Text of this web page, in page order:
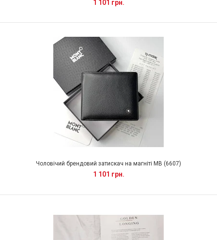
1 101 грн.
Чоловічий брендовий затискач на магніті MB (6607)
1 101 грн.